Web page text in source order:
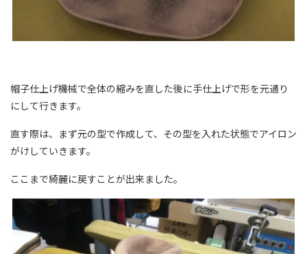
帽子仕上げ機械で全体の縮みを直した後に手仕上げで形を元通り
にして行きます。
直す際は、まず元の型で作成して、その型を入れた状態でアイロン
がけしていきます。
ここまで綺麗に戻すことが出来ました。